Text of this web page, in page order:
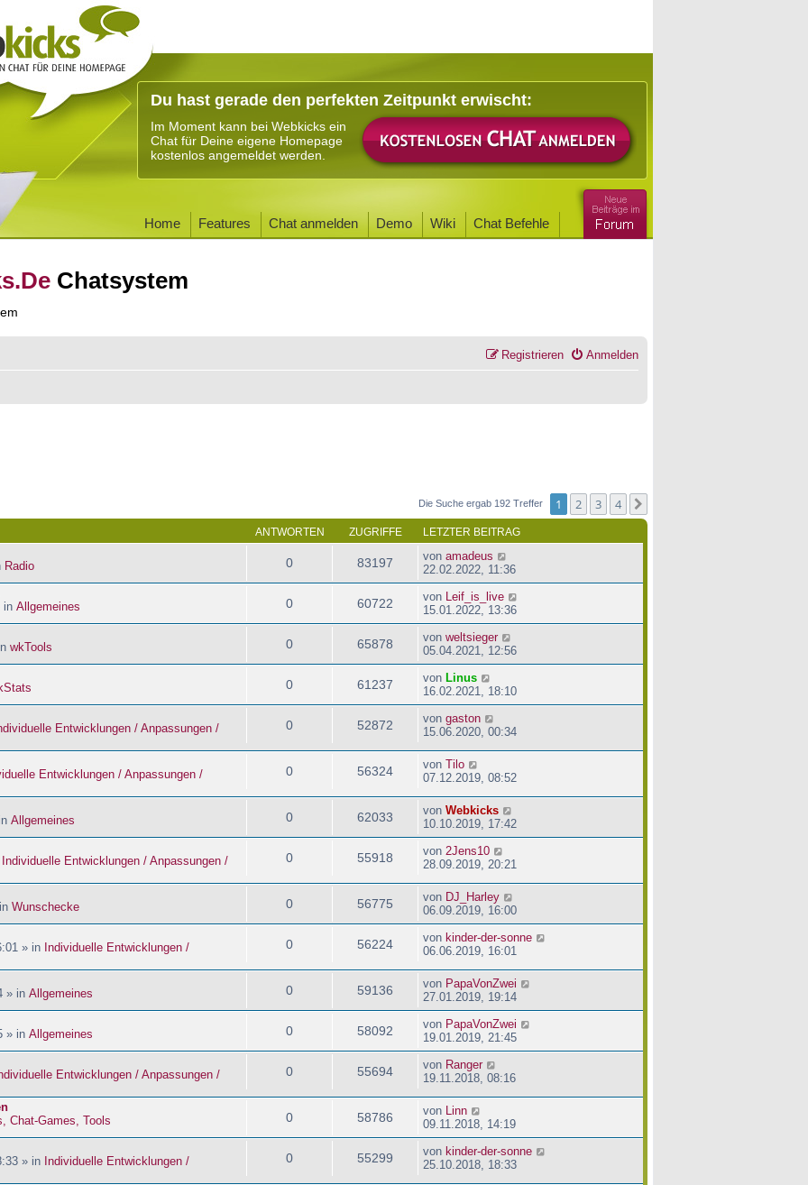
Du hast gerade den perfekten Zeitpunkt erwischt:
Im Moment kann bei Webkicks ein
Chat für Deine eigene Homepage
kostenlos angemeldet werden.
Home Features Chat anmelden Demo Wiki Chat Befehle
Chatsystem
Anmelden
Registrieren
Die Suche ergab 192 Treffer 1 2 3 4
ANTWORTEN ZUGRIFFE LETZTER BEITRAG
Radio 0 83197 von amadeus
22.02.2022, 11:36
in Allgemeines 0 60722 von
Leif_is_live
15.01.2022, 13:36
wkTools 0 65878 von weltsieger
05.04.2021, 12:56
0 61237 von Linus
16.02.2021, 18:10
Entwicklungen / Anpassungen /
0 52872 von gaston
15.06.2020, 00:34
Entwicklungen / Anpassungen /
0 56324 von Tilo
07.12.2019, 08:52
Allgemeines 0 62033 von Webkicks
10.10.2019, 17:42
Individuelle Entwicklungen / Anpassungen /
0 55918 von 2Jens10
28.09.2019, 20:21
Wunschecke 0 56775 von DJ_Harley
06.09.2019, 16:00
» in Individuelle Entwicklungen /
0 56224 von kinder-der-sonne
06.06.2019, 16:01
» in Allgemeines 0 59136 von PapaVonZwei
27.01.2019, 19:14
» in Allgemeines 0 58092 von PapaVonZwei
19.01.2019, 21:45
Entwicklungen / Anpassungen /
0 55694 von Ranger
19.11.2018, 08:16
Chat-Games, Tools 0 58786 von
Linn
09.11.2018, 14:19
» in Individuelle Entwicklungen /
0 55299 von kinder-der-sonne
25.10.2018, 18:33